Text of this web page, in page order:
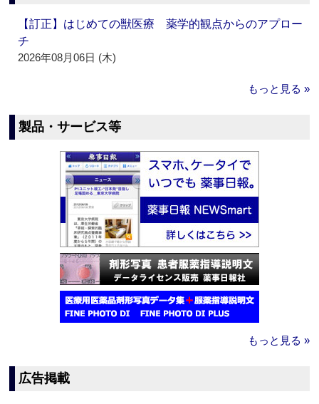
【訂正】はじめての獣医療 薬学的観点からのアプロー
チ
2026年08月06日 (木)
もっと見る »
製品・サービス等
もっと見る »
広告掲載